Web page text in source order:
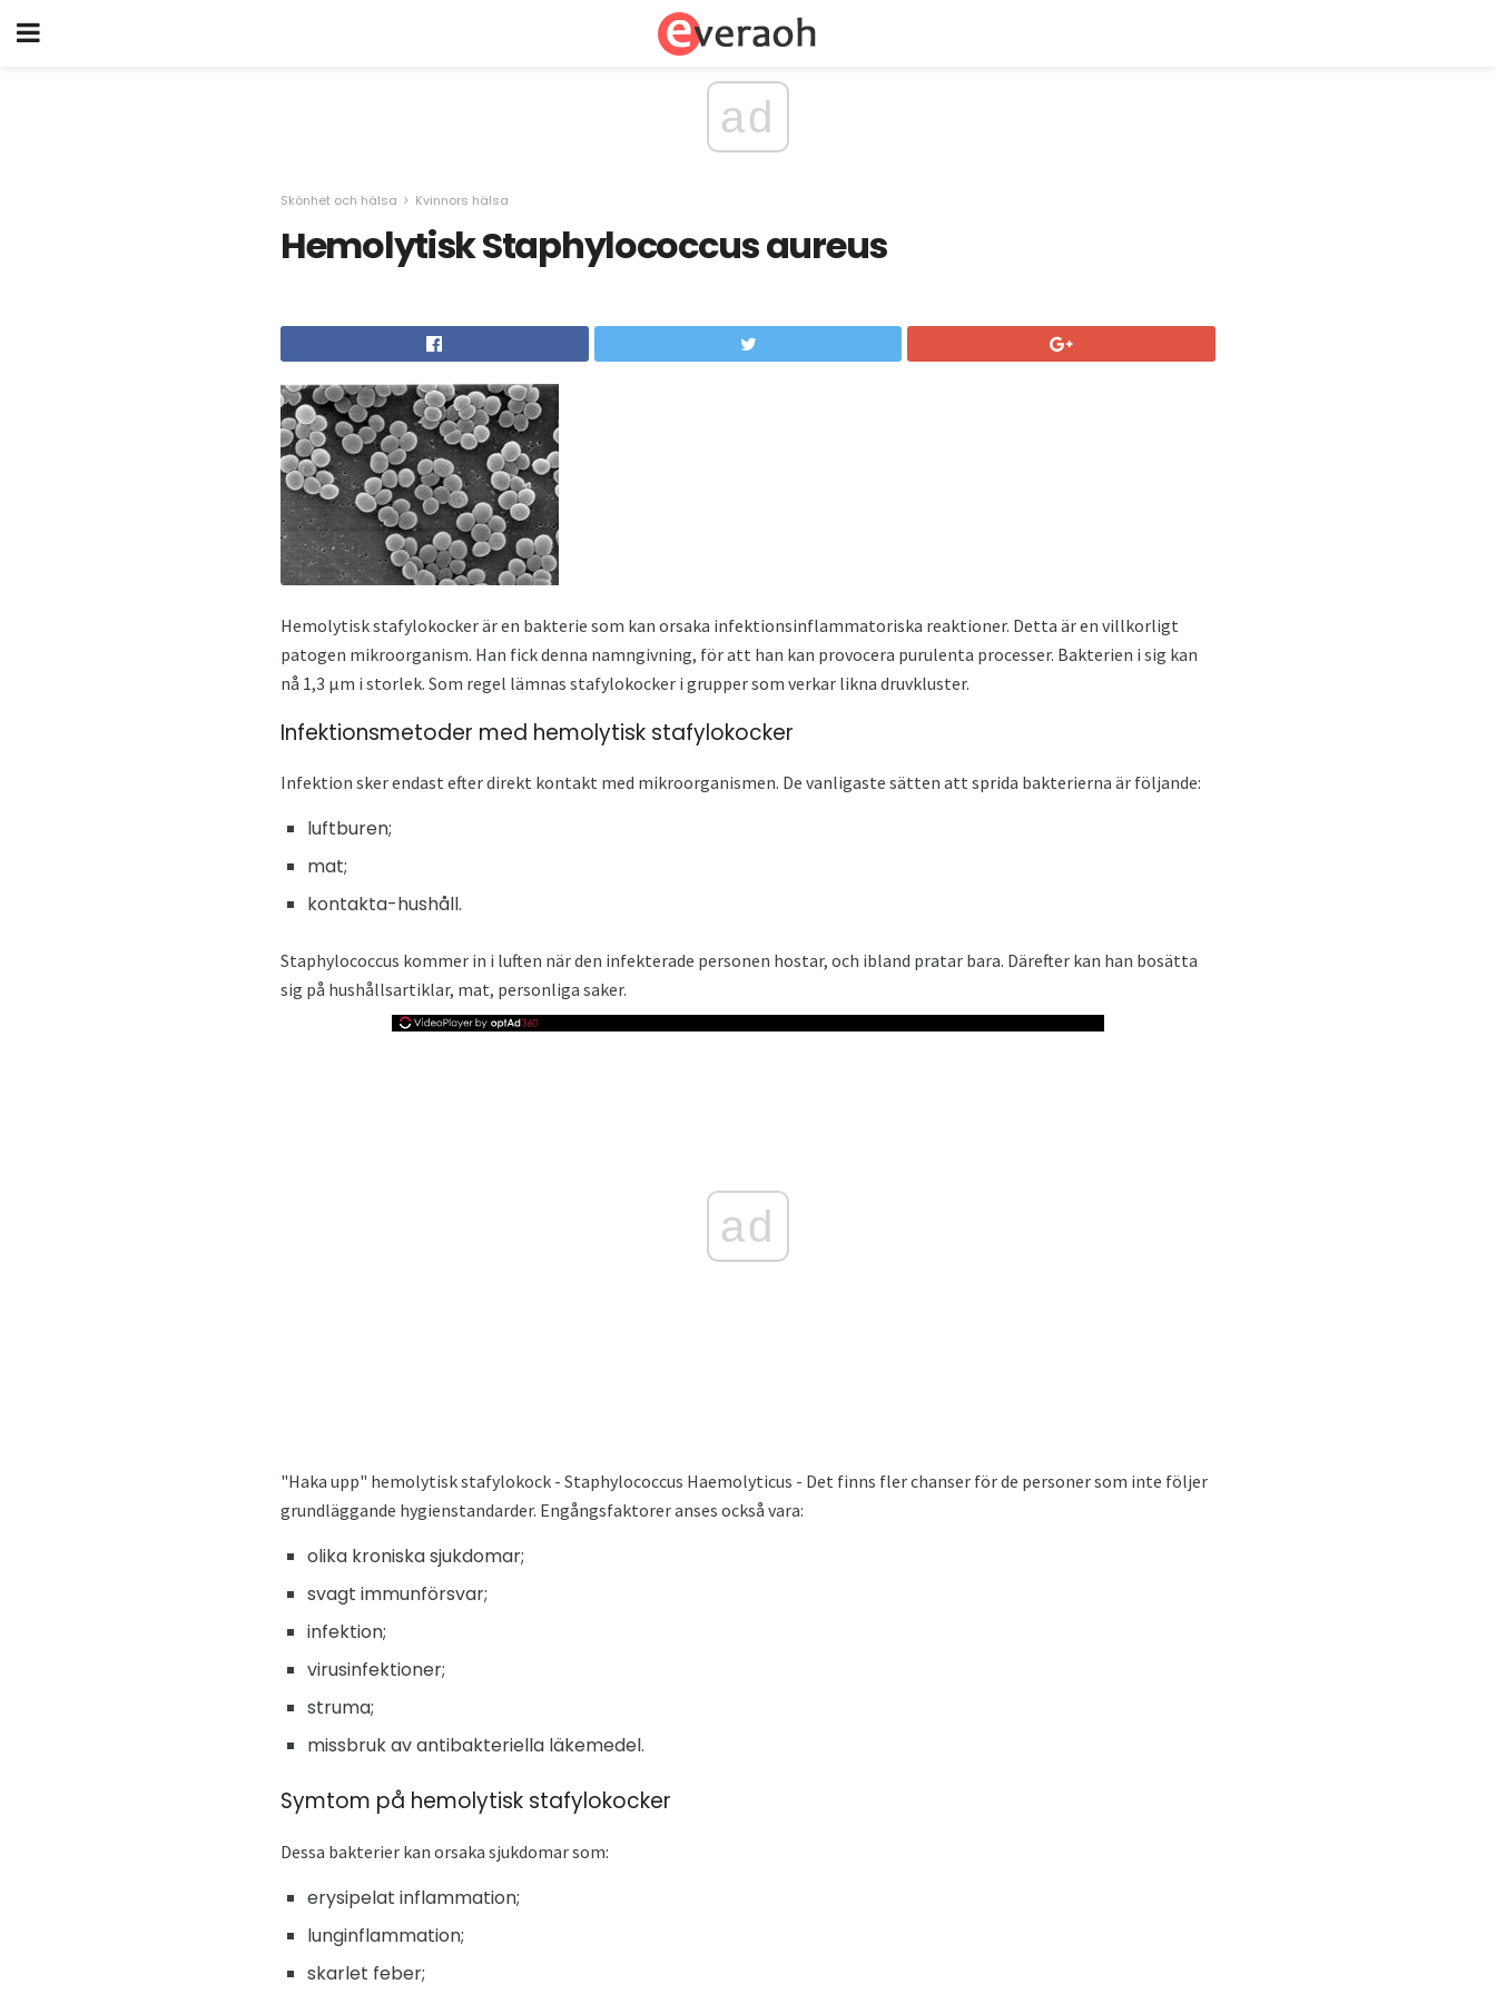
ad
Skönhet och hälsa Kvinnors hälsa
Hemolytisk Staphylococcus aureus
Hemolytisk stafylokocker är en bakterie som kan orsaka infektionsinflammatoriska reaktioner. Detta är en villkorligt
patogen mikroorganism. Han fick denna namngivning, för att han kan provocera purulenta processer. Bakterien i sig kan
nå 1,3 μm i storlek. Som regel lämnas stafylokocker i grupper som verkar likna druvkluster.
Infektionsmetoder med hemolytisk stafylokocker
Infektion sker endast efter direkt kontakt med mikroorganismen. De vanligaste sätten att sprida bakterierna är följande:
luftburen;
mat;
kontakta-hushåll.
Staphylococcus kommer in i luften när den infekterade personen hostar, och ibland pratar bara. Därefter kan han bosätta
sig på hushållsartiklar, mat, personliga saker.
ad
"Haka upp" hemolytisk stafylokock - Staphylococcus Haemolyticus - Det finns fler chanser för de personer som inte följer
grundläggande hygienstandarder. Engångsfaktorer anses också vara:
olika kroniska sjukdomar;
svagt immunförsvar;
infektion;
virusinfektioner;
struma;
missbruk av antibakteriella läkemedel.
Symtom på hemolytisk stafylokocker
Dessa bakterier kan orsaka sjukdomar som:
erysipelat inflammation;
lunginflammation;
skarlet feber;